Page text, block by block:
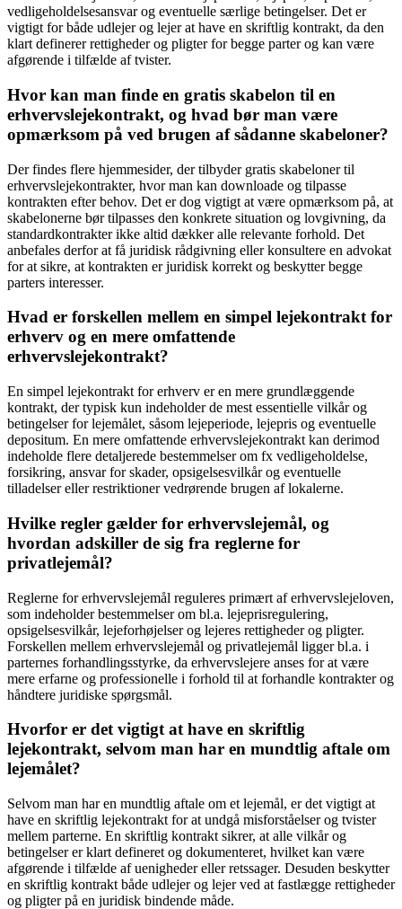
vedligeholdelsesansvar og eventuelle særlige betingelser. Det er
vigtigt for både udlejer og lejer at have en skriftlig kontrakt, da den
klart definerer rettigheder og pligter for begge parter og kan være
afgørende i tilfælde af tvister.
Hvor kan man finde en gratis skabelon til en
erhvervslejekontrakt, og hvad bør man være
opmærksom på ved brugen af sådanne skabeloner?
Der findes flere hjemmesider, der tilbyder gratis skabeloner til
erhvervslejekontrakter, hvor man kan downloade og tilpasse
kontrakten efter behov. Det er dog vigtigt at være opmærksom på, at
skabelonerne bør tilpasses den konkrete situation og lovgivning, da
standardkontrakter ikke altid dækker alle relevante forhold. Det
anbefales derfor at få juridisk rådgivning eller konsultere en advokat
for at sikre, at kontrakten er juridisk korrekt og beskytter begge
parters interesser.
Hvad er forskellen mellem en simpel lejekontrakt for
erhverv og en mere omfattende
erhvervslejekontrakt?
En simpel lejekontrakt for erhverv er en mere grundlæggende
kontrakt, der typisk kun indeholder de mest essentielle vilkår og
betingelser for lejemålet, såsom lejeperiode, lejepris og eventuelle
depositum. En mere omfattende erhvervslejekontrakt kan derimod
indeholde flere detaljerede bestemmelser om fx vedligeholdelse,
forsikring, ansvar for skader, opsigelsesvilkår og eventuelle
tilladelser eller restriktioner vedrørende brugen af lokalerne.
Hvilke regler gælder for erhvervslejemål, og
hvordan adskiller de sig fra reglerne for
privatlejemål?
Reglerne for erhvervslejemål reguleres primært af erhvervslejeloven,
som indeholder bestemmelser om bl.a. lejeprisregulering,
opsigelsesvilkår, lejeforhøjelser og lejeres rettigheder og pligter.
Forskellen mellem erhvervslejemål og privatlejemål ligger bl.a. i
parternes forhandlingsstyrke, da erhvervslejere anses for at være
mere erfarne og professionelle i forhold til at forhandle kontrakter og
håndtere juridiske spørgsmål.
Hvorfor er det vigtigt at have en skriftlig
lejekontrakt, selvom man har en mundtlig aftale om
lejemålet?
Selvom man har en mundtlig aftale om et lejemål, er det vigtigt at
have en skriftlig lejekontrakt for at undgå misforståelser og tvister
mellem parterne. En skriftlig kontrakt sikrer, at alle vilkår og
betingelser er klart defineret og dokumenteret, hvilket kan være
afgørende i tilfælde af uenigheder eller retssager. Desuden beskytter
en skriftlig kontrakt både udlejer og lejer ved at fastlægge rettigheder
og pligter på en juridisk bindende måde.